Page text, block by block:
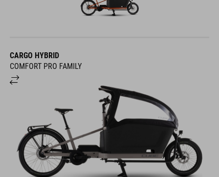
CARGO HYBRID
COMFORT PRO FAMILY